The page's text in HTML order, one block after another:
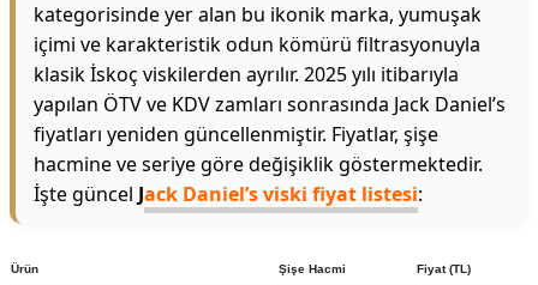
kategorisinde yer alan bu ikonik marka, yumuşak
içimi ve karakteristik odun kömürü filtrasyonuyla
klasik İskoç viskilerden ayrılır. 2025 yılı itibarıyla
yapılan ÖTV ve KDV zamları sonrasında Jack Daniel’s
fiyatları yeniden güncellenmiştir. Fiyatlar, şişe
hacmine ve seriye göre değişiklik göstermektedir.
İşte güncel Jack Daniel’s viski fiyat listesi:
Ürün Şişe Hacmi Fiyat (TL)